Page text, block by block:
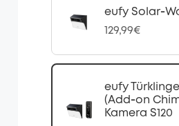
eufy
129,99€
eufy
(Add‑on
Kamera S120